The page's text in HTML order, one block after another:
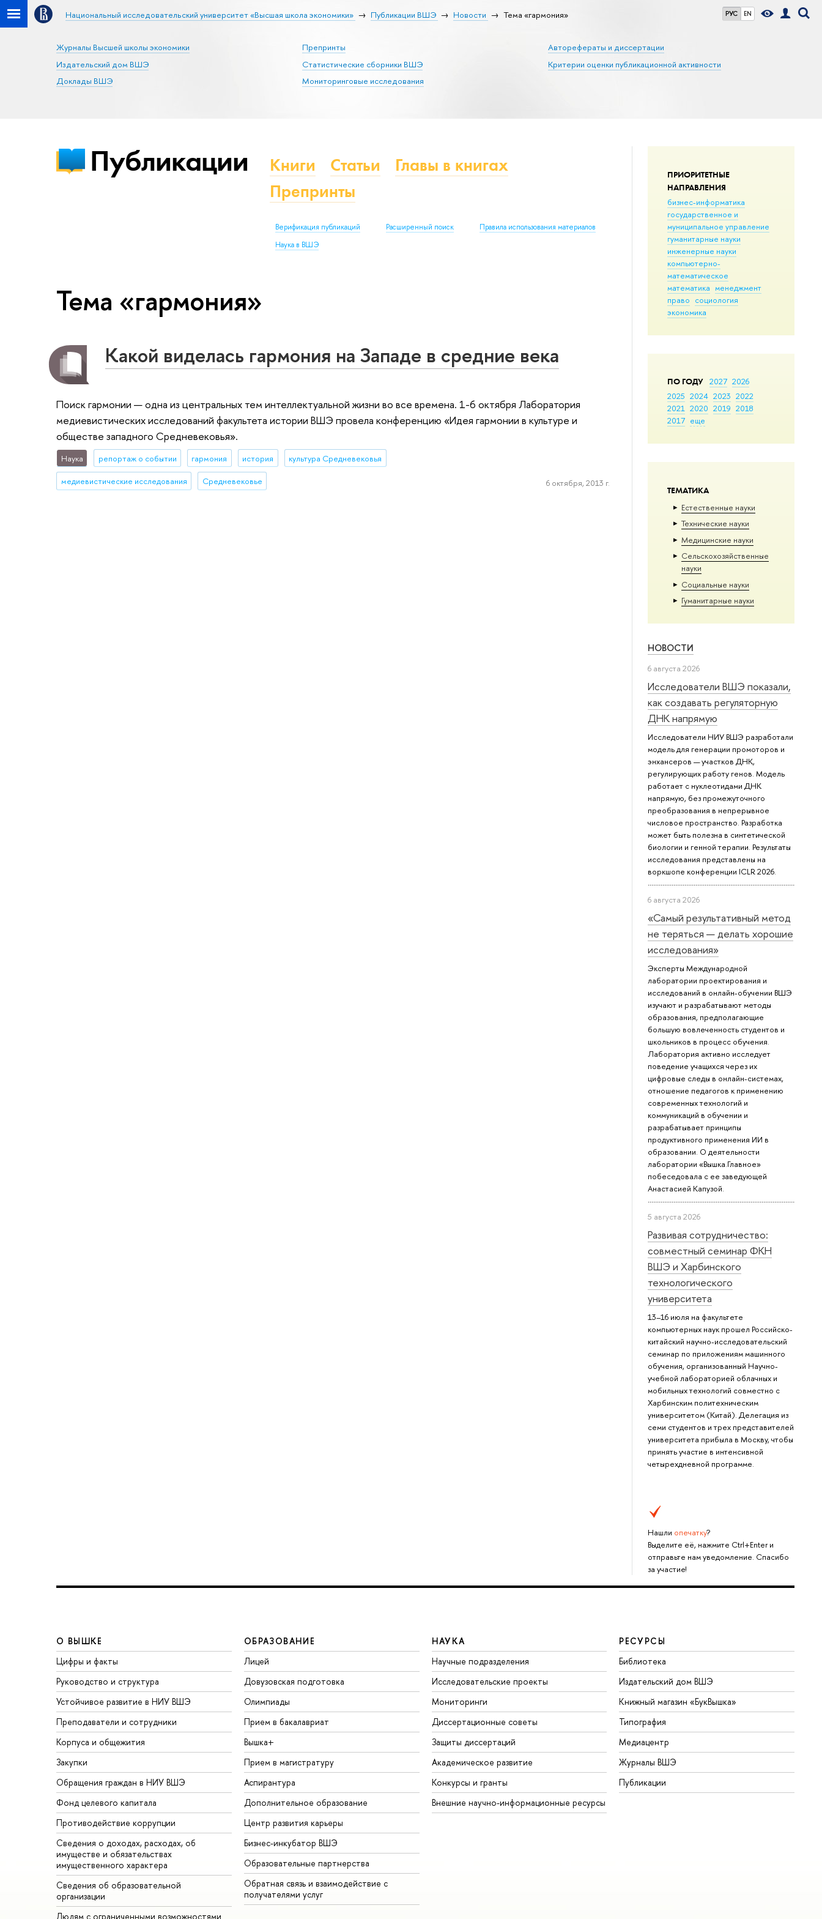
РУС EN
Национальный исследовательский университет «Высшая школа экономики» Публикации ВШЭ Новости Тема «гармония»
Журналы Высшей школы экономики
Издательский дом ВШЭ
Доклады ВШЭ
Препринты
Статистические сборники ВШЭ
Мониторинговые исследования
Авторефераты и диссертации
Критерии оценки публикационной активности
ПРИОРИТЕТНЫЕ
НАПРАВЛЕНИЯ
бизнес-информатика
государственное и
муниципальное управление
гуманитарные науки
инженерные науки
компьютерно-
математическое
математика менеджмент
право социология
экономика
ПО ГОДУ 2027 2026
2025 2024 2023 2022
2021 2020 2019 2018
2017 еще
ТЕМАТИКА
Естественные науки
Тех­ничес­кие науки
Медицинские науки
Сельскохозяйственные
науки
Социальные науки
Гуманитарные науки
НОВОСТИ
6 августа 2026
Исследователи ВШЭ показали,
как создавать регуляторную
ДНК напрямую
Исследователи НИУ ВШЭ разработали
модель для генерации промоторов и
энхансеров — участков ДНК,
регулирующих работу генов. Модель
работает с нуклеотидами ДНК
напрямую, без промежуточного
преобразования в непрерывное
числовое пространство. Разработка
может быть полезна в синтетической
биологии и генной терапии. Результаты
исследования представлены на
воркшопе конференции ICLR 2026.
6 августа 2026
«Самый результативный метод
не теряться — делать хорошие
исследования»
Эксперты Международной
лаборатории проектирования и
исследований в онлайн-обучении ВШЭ
изучают и разрабатывают методы
образования, предполагающие
большую вовлеченность студентов и
школьников в процесс обучения.
Лаборатория активно исследует
поведение учащихся через их
цифровые следы в онлайн-системах,
отношение педагогов к применению
современных технологий и
коммуникаций в обучении и
разрабатывает принципы
продуктивного применения ИИ в
образовании. О деятельности
лаборатории «Вышка.Главное»
побеседовала с ее заведующей
Анастасией Капузой.
5 августа 2026
Развивая сотрудничество:
совместный семинар ФКН
ВШЭ и Харбинского
технологического
университета
13–16 июля на факультете
компьютерных наук прошел Российско-
китайский научно-исследовательский
семинар по приложениям машинного
обучения, организованный Научно-
учебной лабораторией облачных и
мобильных технологий совместно с
Харбинским политехническим
университетом (Китай). Делегация из
семи студентов и трех представителей
университета прибыла в Москву, чтобы
принять участие в интенсивной
четырехдневной программе.
Нашли опечатку?
Выделите её, нажмите Ctrl+Enter и
отправьте нам уведомление. Спасибо
за участие!
Публикации Книги Статьи
Главы в книгах
Препринты
Верификация публикаций Расширенный поиск
Правила использования материалов
Наука в ВШЭ
Тема «гармония»
Какой виделась гармония на Западе в средние века
Поиск гармонии — одна из центральных тем интеллектуальной жизни во все времена. 1-6 октября Лаборатория
медиевистических исследований факультета истории ВШЭ провела конференцию «Идея гармонии в культуре и
обществе западного Средневековья».
Наука репортаж о событии гармония история культура Средневековья
медиевистические исследования Средневековье 6 октября, 2013 г.
О ВЫШКЕ
Цифры и факты
Руководство и структура
Устойчивое развитие в НИУ ВШЭ
Преподаватели и сотрудники
Корпуса и общежития
Закупки
Обращения граждан в НИУ ВШЭ
Фонд целевого капитала
Противодействие коррупции
Сведения о доходах, расходах, об
имуществе и обязательствах
имущественного характера
Сведения об образовательной
организации
Людям с ограниченными возможностями
ОБРАЗОВАНИЕ
Лицей
Довузовская подготовка
Олимпиады
Прием в бакалавриат
Вышка+
Прием в магистратуру
Аспирантура
Дополнительное образование
Центр развития карьеры
Бизнес-инкубатор ВШЭ
Образовательные партнерства
Обратная связь и взаимодействие с
получателями услуг
НАУКА
Научные подразделения
Исследовательские проекты
Мониторинги
Диссертационные советы
Защиты диссертаций
Академическое развитие
Конкурсы и гранты
Внешние научно-информационные ресурсы
РЕСУРСЫ
Библиотека
Издательский дом ВШЭ
Книжный магазин «БукВышка»
Типография
Медиацентр
Журналы ВШЭ
Публикации